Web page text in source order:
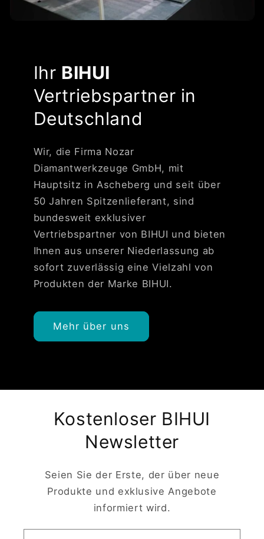
Ihr BIHUI
Vertriebspartner in
Deutschland
Wir, die Firma Nozar
Diamantwerkzeuge GmbH, mit
Hauptsitz in Ascheberg und seit über
50 Jahren Spitzenlieferant, sind
bundesweit exklusiver
Vertriebspartner von BIHUI und bieten
Ihnen aus unserer Niederlassung ab
sofort zuverlässig eine Vielzahl von
Produkten der Marke BIHUI.
Mehr über uns
Kostenloser BIHUI
Newsletter
Seien Sie der Erste, der über neue
Produkte und exklusive Angebote
informiert wird.